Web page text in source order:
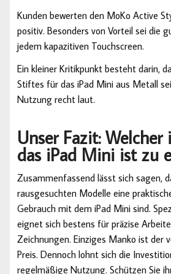
Kunden bewerten den MoKo Active
positiv. Besonders von Vorteil sei die
jedem kapazitiven Touchscreen.
Ein kleiner Kritikpunkt besteht darin,
Stiftes für das iPad Mini aus Metall
Nutzung recht laut.
Unser Fazit:
das iPad Mini ist zu
Zusammenfassend lässt sich sagen,
rausgesuchten Modelle eine
Gebrauch mit dem iPad Mini sind.
eignet sich bestens für präzise
Zeichnungen. Einziges Manko ist der
Preis. Dennoch lohnt sich die
regelmäßige Nutzung. Schützen Sie